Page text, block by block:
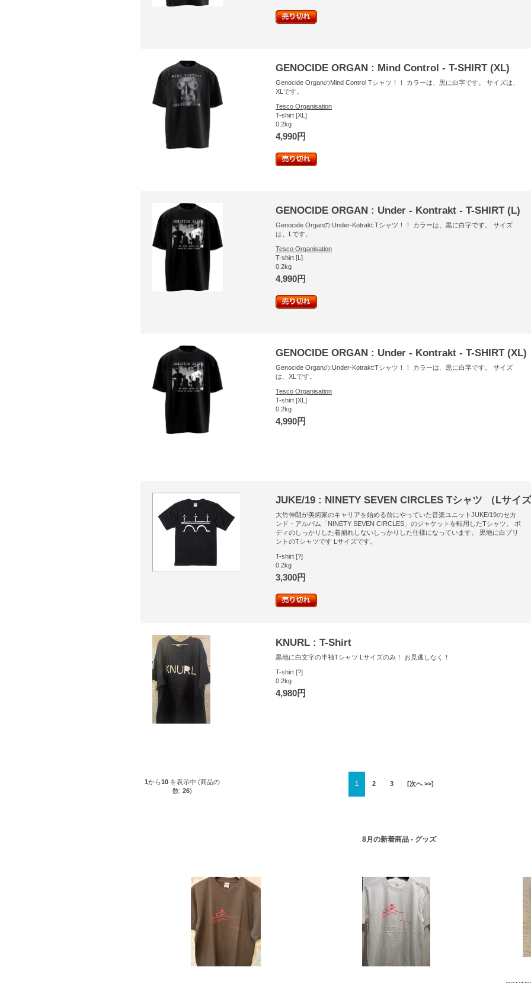
GENOCIDE ORGAN : Mind Control - T-SHIRT (XL)
Genocide OrganのMind Control Tシャツ！！ カラーは、黒に白字です。 サイズは、
XLです。
Tesco Organisation
T-shirt [XL]
0.2kg
4,990円
GENOCIDE ORGAN : Under - Kontrakt - T-SHIRT (L)
Genocide Organの:Under-Kotrakt:Tシャツ！！ カラーは、黒に白字です。 サイズ
は、Lです。
Tesco Organisation
T-shirt [L]
0.2kg
4,990円
GENOCIDE ORGAN : Under - Kontrakt - T-SHIRT (XL)
Genocide Organの:Under-Kotrakt:Tシャツ！！ カラーは、黒に白字です。 サイズ
は、XLです。
Tesco Organisation
T-shirt [XL]
0.2kg
4,990円
JUKE/19 : NINETY SEVEN CIRCLES Tシャツ （Lサイズ
大竹伸朗が美術家のキャリアを始める前にやっていた音楽ユニットJUKE/19のセカ
ンド・アルバム「NINETY SEVEN CIRCLES」のジャケットを転用したTシャツ。 ボ
ディのしっかりした着崩れしないしっかりした仕様になっています。 黒地に白プリ
ントのTシャツです Lサイズです。
T-shirt [?]
0.2kg
3,300円
KNURL : T-Shirt
黒地に白文字の半袖Tシャツ Lサイズのみ！ お見逃しなく！
T-shirt [?]
0.2kg
4,980円
1 2 3 [次へ >>]
1から10 を表示中 (商品の
数:26)
8月の新着商品 - グッズ